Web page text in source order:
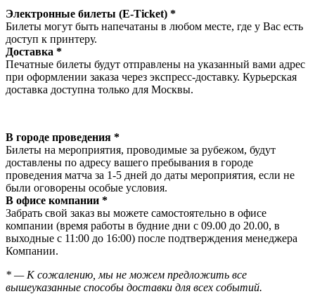
Электронные билеты (E-Ticket) *
Билеты могут быть напечатаны в любом месте, где у Вас есть
доступ к принтеру.
Доставка *
Печатные билеты будут отправлены на указанный вами адрес
при оформлении заказа через экспресс-доставку. Курьерская
доставка доступна только для Москвы.
В городе проведения *
Билеты на мероприятия, проводимые за рубежом, будут
доставлены по адресу вашего пребывания в городе
проведения матча за 1-5 дней до даты мероприятия, если не
были оговорены особые условия.
В офисе компании *
Забрать свой заказ вы можете самостоятельно в офисе
компании (время работы в будние дни с 09.00 до 20.00, в
выходные с 11:00 до 16:00) после подтверждения менеджера
Компании.
* — К сожалению, мы не можем предложить все
вышеуказанные способы доставки для всех событий.